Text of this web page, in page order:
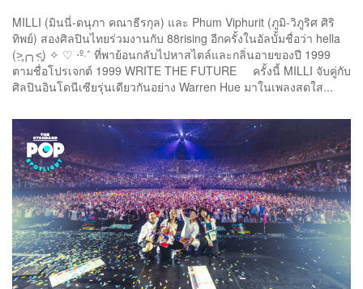
MILLI (มินนี่-ดนุภา คณาธีรกุล) และ Phum Viphurit (ภูมิ-วิภูริศ ศิริ
ทิพย์) สองศิลปินไทยร่วมงานกับ 88rising อีกครั้งในอัลบั้มชื่อว่า hella
(˃̣̣̥╭╮˂̣̣̥) ✧ ♡ ‧º·˚ ที่พาย้อนกลับไปหาสไตล์และกลิ่นอายของปี 1999
ตามชื่อโปรเจกต์ 1999 WRITE THE FUTURE ครั้งนี้ MILLI จับคู่กับ
ศิลปินอินโดนีเซียรุ่นเดียวกันอย่าง Warren Hue มาในเพลงสดใส...